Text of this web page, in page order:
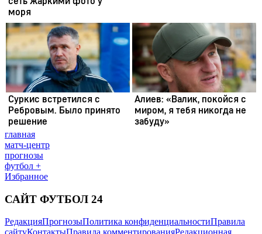
главная
матч-центр
прогнозы
футбол +
Избранное
САЙТ ФУТБОЛ 24
РедакцияПрогнозыПолитика конфиденциальностиПравила